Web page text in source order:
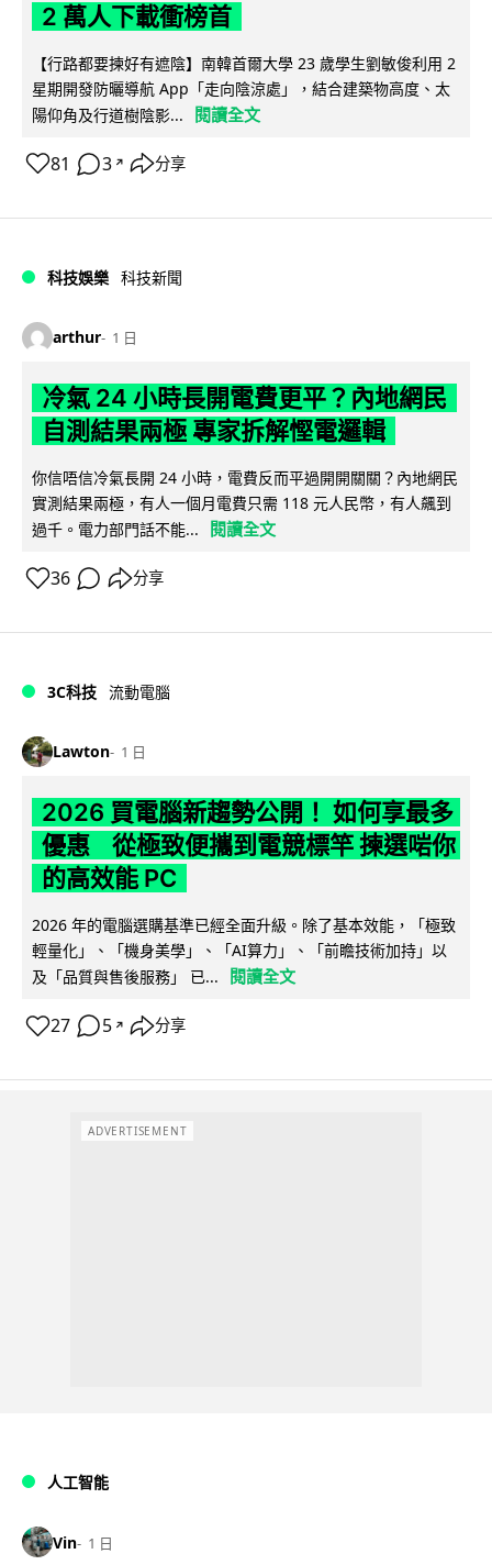
2 萬人下載衝榜首
【行路都要揀好有遮陰】南韓首爾大學 23 歲學生劉敏俊利用 2
星期開發防曬導航 App「走向陰涼處」，結合建築物高度、太
陽仰角及行道樹陰影...
閱讀全文
81 3 ↗ 分享
科技娛樂 科技新聞
arthur 1 日
冷氣 24 小時長開電費更平？內地網民
自測結果兩極 專家拆解慳電邏輯
你信唔信冷氣長開 24 小時，電費反而平過開開關關？內地網民
實測結果兩極，有人一個月電費只需 118 元人民幣，有人飆到
過千。電力部門話不能...
閱讀全文
36 分享
3C科技 流動電腦
Lawton 1 日
2026 買電腦新趨勢公開！ 如何享最多
優惠 從極致便攜到電競標竿 揀選啱你
的高效能 PC
2026 年的電腦選購基準已經全面升級。除了基本效能，「極致
輕量化」、「機身美學」、「AI算力」、「前瞻技術加持」以
及「品質與售後服務」 已...
閱讀全文
27 5 ↗ 分享
ADVERTISEMENT
人工智能
Vin 1 日